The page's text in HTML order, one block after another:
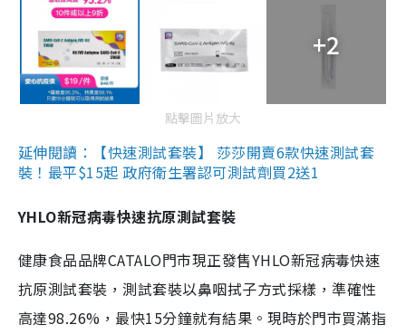
+2
點擊圖片放大
延伸閱讀：【快速測試套裝】 莎莎開賣6款快速測試套
裝！最平$15起 政府衛生署認可測試劑買2送1
YHLO新冠病毒快速抗原測試套裝
健康食品品牌CATALO門市現正發售YHLO新冠病毒快速
抗原測試套裝，測試套裝以鼻咽拭子方式採樣，準確性
高達98.26%，最快15分鐘就有結果。現時於門市買滿指